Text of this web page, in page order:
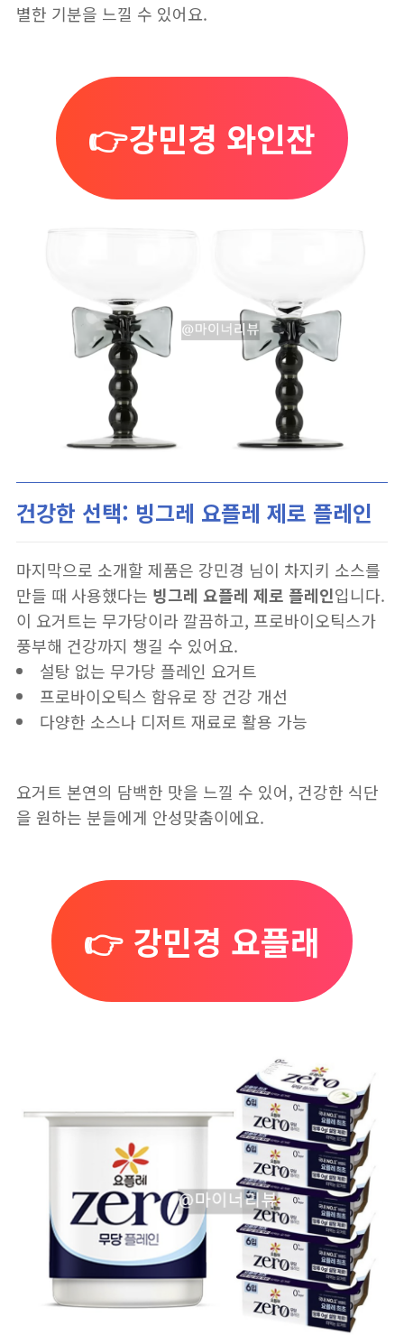
별한 기분을 느낄 수 있어요.
👉강민경 와인잔
건강한 선택: 빙그레 요플레 제로 플레인
마지막으로 소개할 제품은 강민경 님이 차지키 소스를
만들 때 사용했다는 빙그레 요플레 제로 플레인입니다.
이 요거트는 무가당이라 깔끔하고, 프로바이오틱스가
풍부해 건강까지 챙길 수 있어요.
설탕 없는 무가당 플레인 요거트
프로바이오틱스 함유로 장 건강 개선
다양한 소스나 디저트 재료로 활용 가능
요거트 본연의 담백한 맛을 느낄 수 있어, 건강한 식단
을 원하는 분들에게 안성맞춤이에요.
👉 강민경 요플래